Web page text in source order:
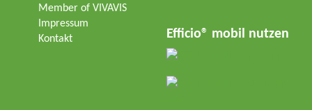
Member of VIVAVIS
Impressum
Kontakt
Efficio® mobil nutzen